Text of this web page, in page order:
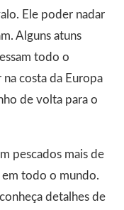
Ele poder nadar
Alguns atuns
todo o
costa da Europa
de volta para o
pescados mais de
em todo o mundo.
detalhes de